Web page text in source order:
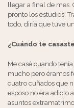
llegar a final de mes.
pronto los estudios.
todo, diría que tuve
¿Cuándo te
Me casé cuando
mucho pero éramos
cuatro cuñados que
esposo no era adicto
asuntos